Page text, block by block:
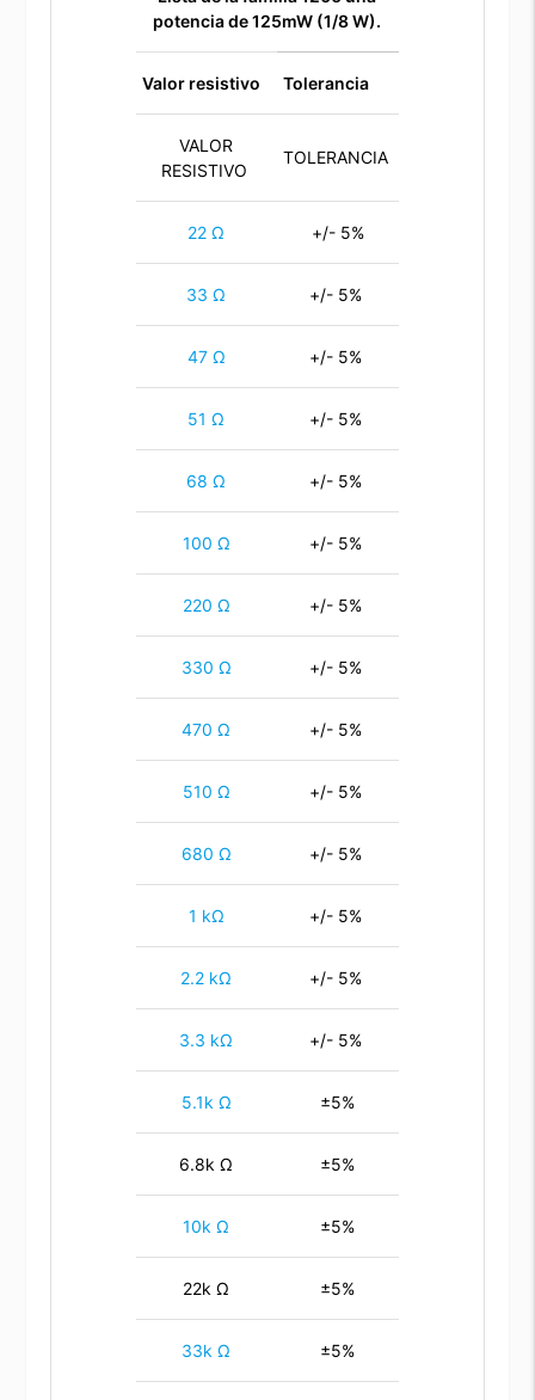
potencia de 125mW (1/8 W).
Valor resistivo Tolerancia
VALOR
RESISTIVO
TOLERANCIA
22 Ω +/- 5%
33 Ω +/- 5%
47 Ω +/- 5%
51 Ω +/- 5%
68 Ω +/- 5%
100 Ω +/- 5%
220 Ω +/- 5%
330 Ω +/- 5%
470 Ω +/- 5%
510 Ω +/- 5%
680 Ω +/- 5%
1 kΩ +/- 5%
2.2 kΩ +/- 5%
3.3 kΩ +/- 5%
5.1k Ω ±5%
6.8k Ω ±5%
10k Ω ±5%
22k Ω ±5%
33k Ω ±5%